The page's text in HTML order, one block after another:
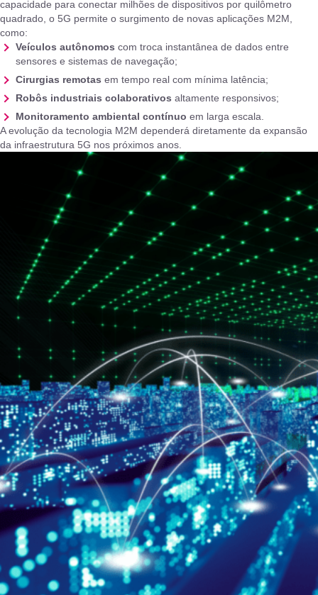
capacidade para conectar milhões de dispositivos por quilômetro
quadrado, o 5G permite o surgimento de novas aplicações M2M,
como:
Veículos autônomos com troca instantânea de dados entre
sensores e sistemas de navegação;
Cirurgias remotas em tempo real com mínima latência;
Robôs industriais colaborativos altamente responsivos;
Monitoramento ambiental contínuo em larga escala.
A evolução da tecnologia M2M dependerá diretamente da expansão
da infraestrutura 5G nos próximos anos.